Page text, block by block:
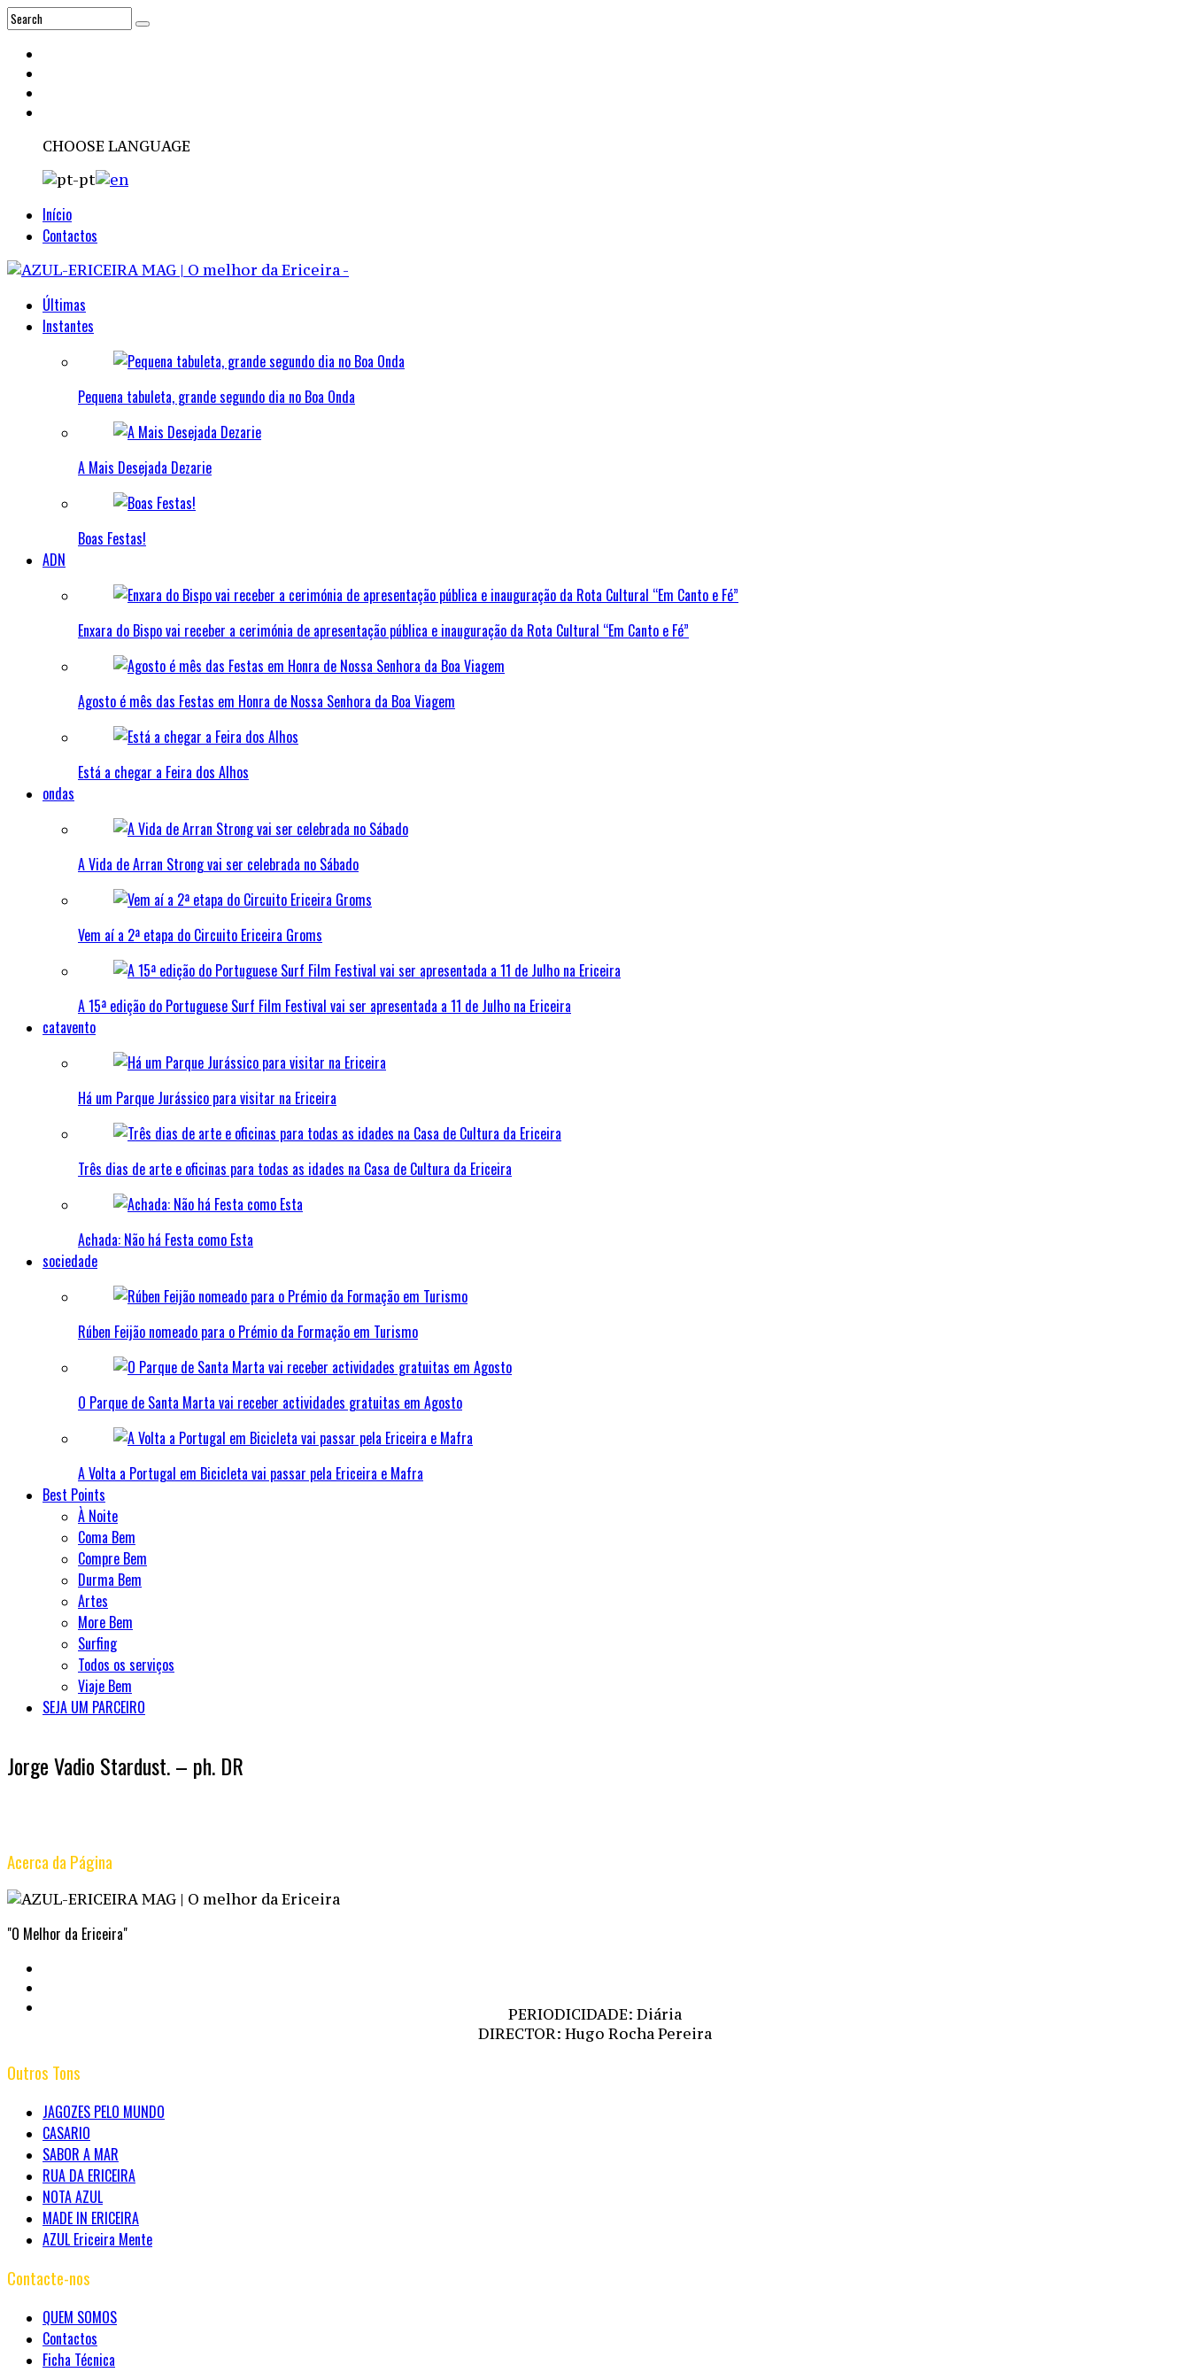
CHOOSE LANGUAGE
Início
Contactos
Últimas
Instantes
Pequena tabuleta, grande segundo dia no Boa Onda
A Mais Desejada Dezarie
Boas Festas!
ADN
Enxara do Bispo vai receber a cerimónia de apresentação pública e inauguração da Rota Cultural “Em Canto e Fé”
Agosto é mês das Festas em Honra de Nossa Senhora da Boa Viagem
Está a chegar a Feira dos Alhos
ondas
A Vida de Arran Strong vai ser celebrada no Sábado
Vem aí a 2ª etapa do Circuito Ericeira Groms
A 15ª edição do Portuguese Surf Film Festival vai ser apresentada a 11 de Julho na Ericeira
catavento
Há um Parque Jurássico para visitar na Ericeira
Três dias de arte e oficinas para todas as idades na Casa de Cultura da Ericeira
Achada: Não há Festa como Esta
sociedade
Rúben Feijão nomeado para o Prémio da Formação em Turismo
O Parque de Santa Marta vai receber actividades gratuitas em Agosto
A Volta a Portugal em Bicicleta vai passar pela Ericeira e Mafra
Best Points
À Noite
Coma Bem
Compre Bem
Durma Bem
Artes
More Bem
Surfing
Todos os serviços
Viaje Bem
SEJA UM PARCEIRO
Jorge Vadio Stardust. – ph. DR
Acerca da Página
"O Melhor da Ericeira"
PERIODICIDADE: Diária
DIRECTOR: Hugo Rocha Pereira
Outros Tons
JAGOZES PELO MUNDO
CASARIO
SABOR A MAR
RUA DA ERICEIRA
NOTA AZUL
MADE IN ERICEIRA
AZUL Ericeira Mente
Contacte-nos
QUEM SOMOS
Contactos
Ficha Técnica